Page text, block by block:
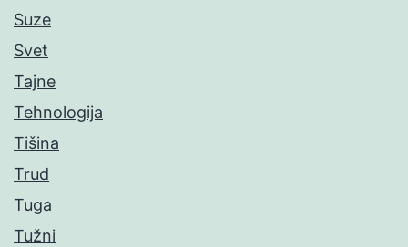
Suze
Svet
Tajne
Tehnologija
Tišina
Trud
Tuga
Tužni